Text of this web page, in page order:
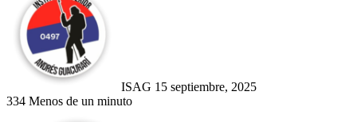
ISAG 15 septiembre, 2025
334 Menos de un minuto